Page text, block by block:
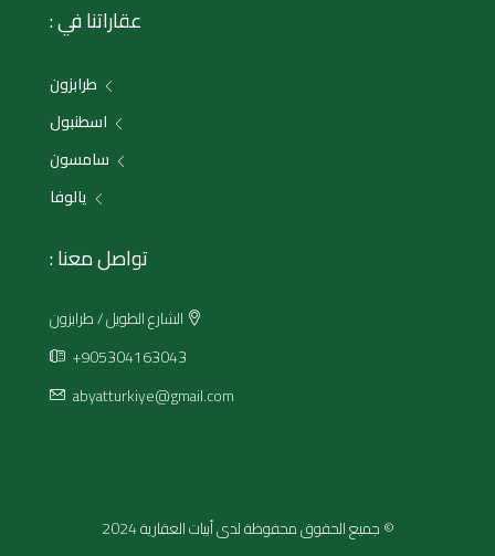
عقاراتنا في :
طرابزون
اسطنبول
سامسون
يالوفا
تواصل معنا :
الشارع الطويل / طرابزون
+905304163043
abyatturkiye@gmail.com
© جميع الحقوق محفوظة لدى أبيات العقارية 2024